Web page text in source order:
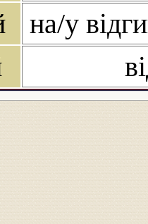
на/у